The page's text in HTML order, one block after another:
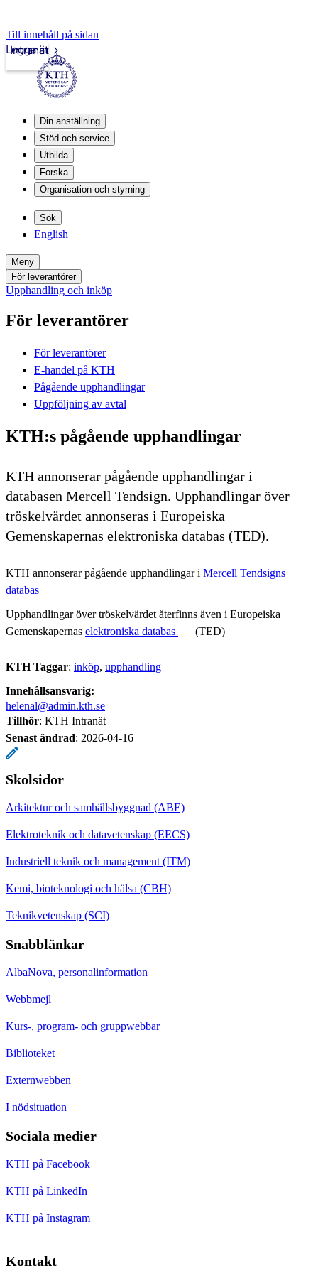
Till innehåll på sidan
Intranät
Logga in
Din anställning
Stöd och service
Utbilda
Forska
Organisation och styrning
Sök
English
Meny
För leverantörer
Upphandling och inköp
För leverantörer
För leverantörer
E-handel på KTH
Pågående upphandlingar
Uppföljning av avtal
KTH:s pågående upphandlingar
KTH annonserar pågående upphandlingar i
databasen Mercell Tendsign. Upphandlingar över
tröskelvärdet annonseras i Europeiska
Gemenskapernas elektroniska databas (TED).
KTH annonserar pågående upphandlingar i Mercell Tendsigns
databas
Upphandlingar över tröskelvärdet återfinns även i Europeiska
Gemenskapernas elektroniska databas (TED)
KTH Taggar: inköp upphandling
Innehållsansvarig:
helenal@admin.kth.se
Tillhör: KTH Intranät
Senast ändrad: 2026-04-16
Skolsidor
Arkitektur och samhällsbyggnad (ABE)
Elektroteknik och datavetenskap (EECS)
Industriell teknik och management (ITM)
Kemi, bioteknologi och hälsa (CBH)
Teknikvetenskap (SCI)
Snabblänkar
AlbaNova, personalinformation
Webbmejl
Kurs-, program- och gruppwebbar
Biblioteket
Externwebben
I nödsituation
Sociala medier
KTH på Facebook
KTH på LinkedIn
KTH på Instagram
Kontakt